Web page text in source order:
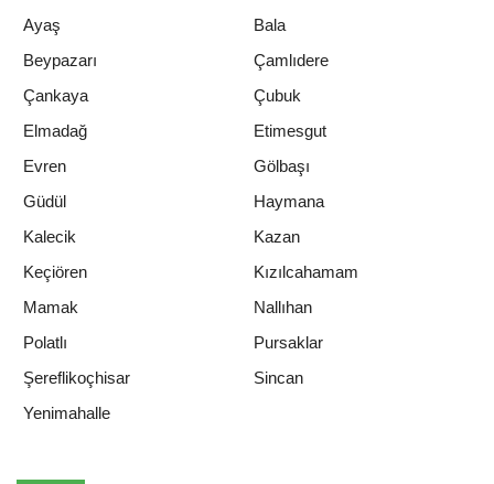
Ayaş
Bala
Beypazarı
Çamlıdere
Çankaya
Çubuk
Elmadağ
Etimesgut
Evren
Gölbaşı
Güdül
Haymana
Kalecik
Kazan
Keçiören
Kızılcahamam
Mamak
Nallıhan
Polatlı
Pursaklar
Şereflikoçhisar
Sincan
Yenimahalle